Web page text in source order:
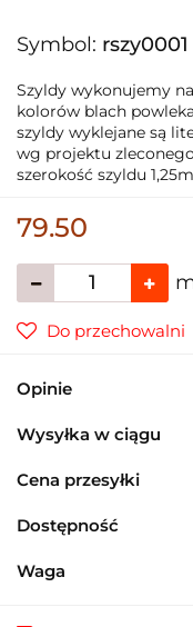
Symbol: rszy0001
Szyldy wykonujemy
kolorów blach
szyldy wyklejane są
wg projektu
szerokość szyldu
79.50
Do przechowalni
Opinie
Wysyłka w ciągu
Cena przesyłki
Dostępność
Waga